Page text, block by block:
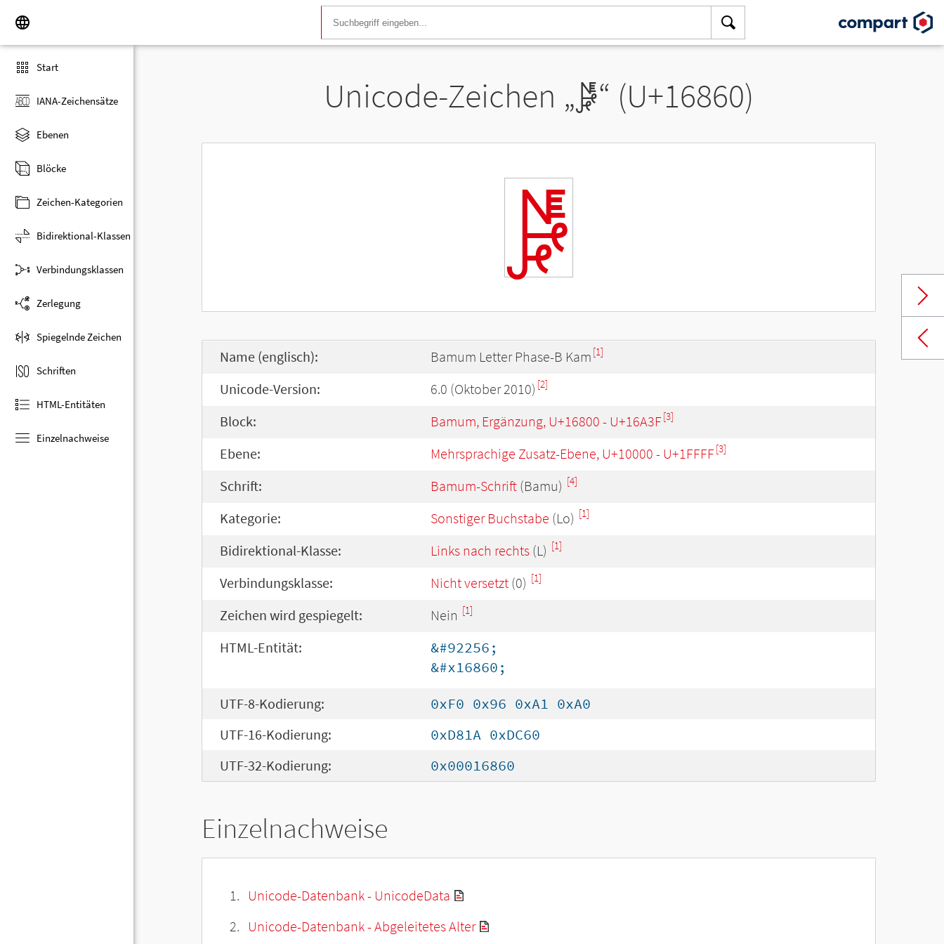
Start
IANA-Zeichensätze
Ebenen
Blöcke
Zeichen-Kategorien
Bidirektional-Klassen
Verbindungsklassen
Zerlegung
Spiegelnde Zeichen
Schriften
HTML-Entitäten
Einzelnachweise
Unicode-Zeichen „𖡠“ (U+16860)
𖡠
Name (englisch): Bamum Letter Phase-B Kam [1]
Unicode-Version: 6.0 (Oktober 2010) [2]
Block: Bamum, Ergänzung, U+16800 - U+16A3F[3]
Ebene: Mehrsprachige Zusatz-Ebene, U+10000 - U+1FFFF[3]
Schrift: Bamum-Schrift (Bamu) [4]
Kategorie: Sonstiger Buchstabe (Lo) [1]
Bidirektional-Klasse: Links nach rechts (L) [1]
Verbindungsklasse: Nicht versetzt (0) [1]
Zeichen wird gespiegelt: Nein [1]
HTML-Entität:
&#92256;
&#x16860;
UTF-8-Kodierung:
0xF0 0x96 0xA1 0xA0
UTF-16-Kodierung:
0xD81A 0xDC60
UTF-32-Kodierung:
0x00016860
Einzelnachweise
Unicode-Datenbank - UnicodeData
Unicode-Datenbank - Abgeleitetes Alter